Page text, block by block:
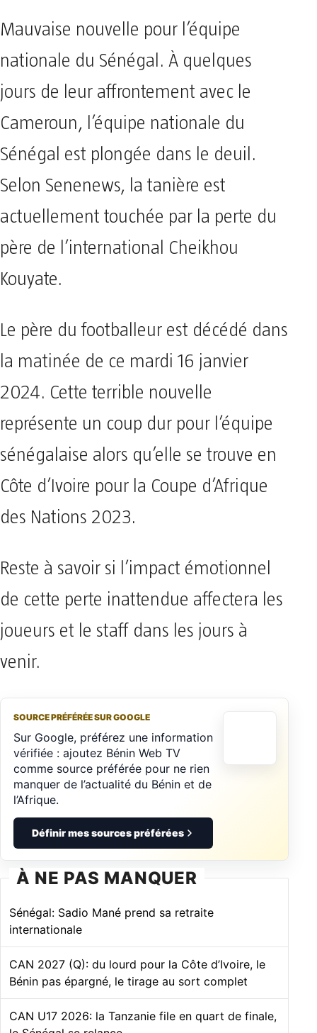
Mauvaise nouvelle pour l’équipe
nationale du Sénégal. À quelques
jours de leur affrontement avec le
Cameroun, l’équipe nationale du
Sénégal est plongée dans le deuil.
Selon Senenews, la tanière est
actuellement touchée par la perte du
père de l’international Cheikhou
Kouyate.
Le père du footballeur est décédé dans
la matinée de ce mardi 16 janvier
2024. Cette terrible nouvelle
représente un coup dur pour l’équipe
sénégalaise alors qu’elle se trouve en
Côte d’Ivoire pour la Coupe d’Afrique
des Nations 2023.
Reste à savoir si l’impact émotionnel
de cette perte inattendue affectera les
joueurs et le staff dans les jours à
venir.
SOURCE PRÉFÉRÉE SUR GOOGLE
Sur Google, préférez une information
vérifiée : ajoutez Bénin Web TV
comme source préférée pour ne rien
manquer de l’actualité du Bénin et de
l’Afrique.
Définir mes sources préférées
À NE PAS MANQUER
Sénégal: Sadio Mané prend sa retraite
internationale
CAN 2027 (Q): du lourd pour la Côte d’Ivoire, le
Bénin pas épargné, le tirage au sort complet
CAN U17 2026: la Tanzanie file en quart de finale,